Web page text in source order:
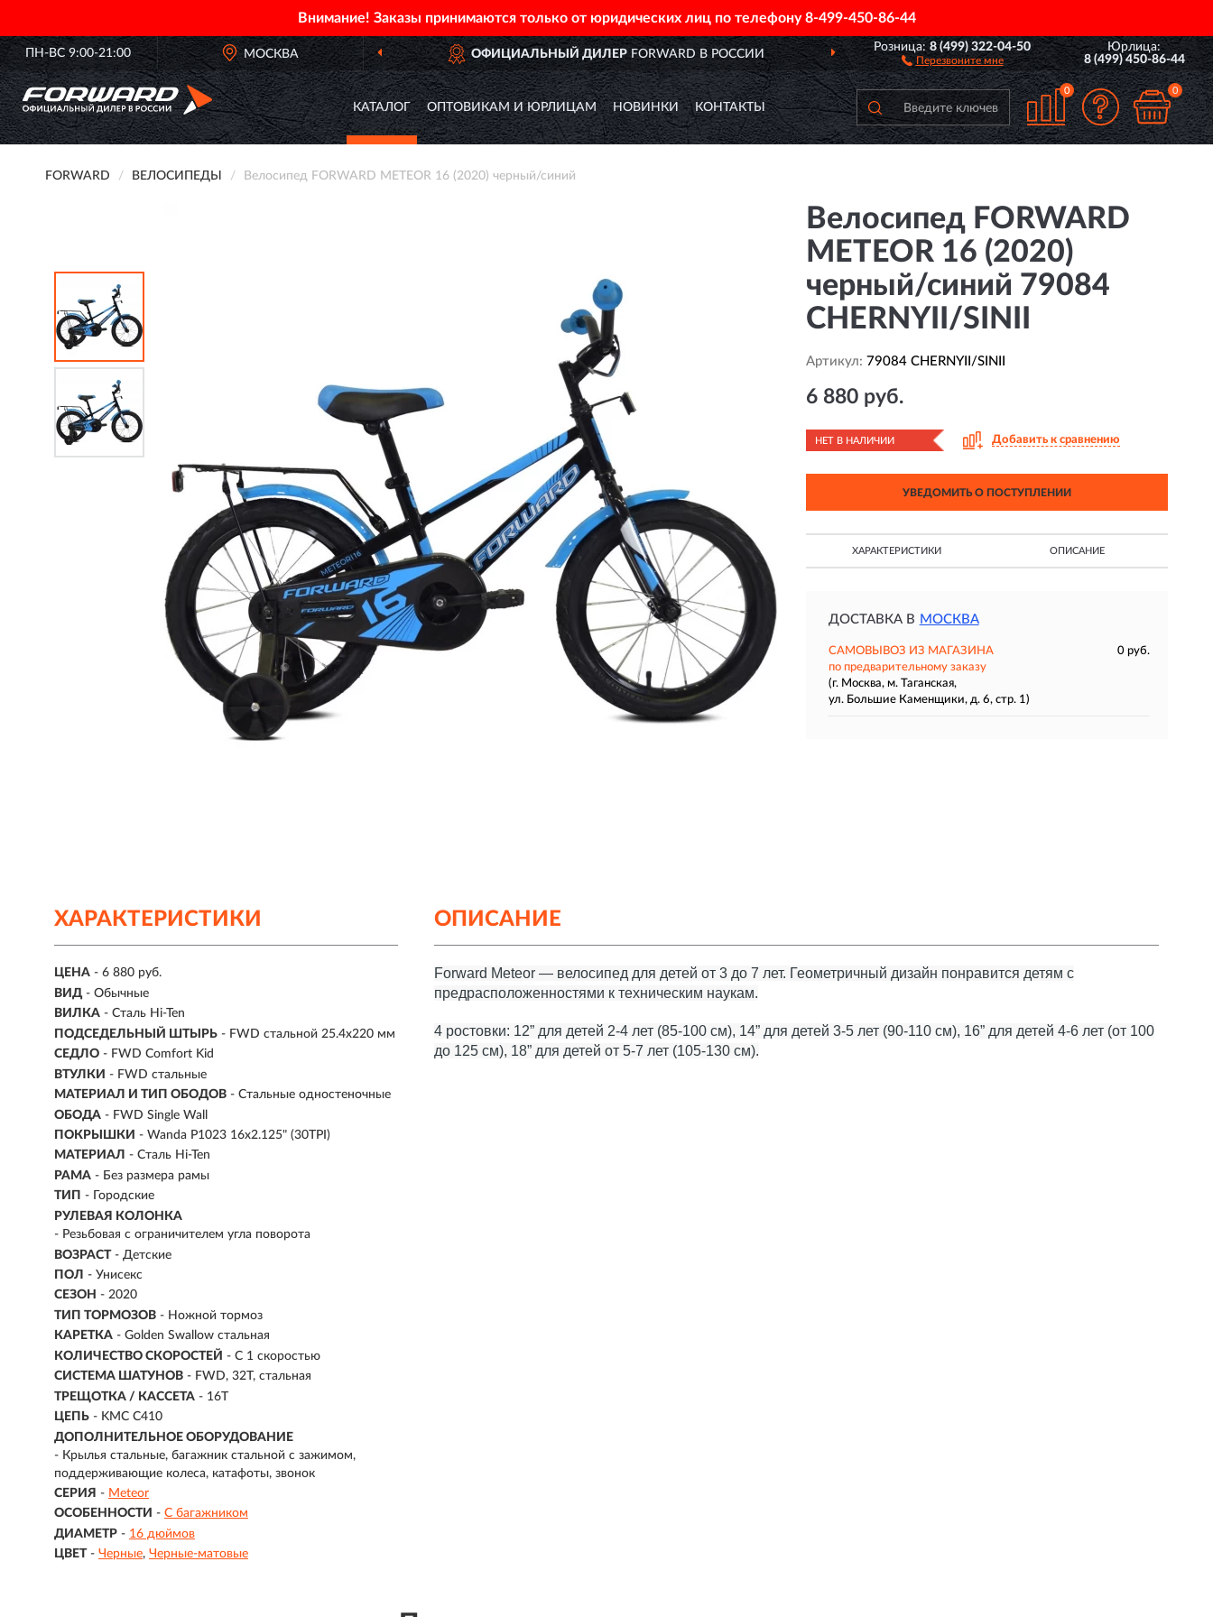
Внимание! Заказы принимаются только от юридических лиц по телефону8-499-450-86-44
ПН-ВС 9:00-21:00 МОСКВА ОФИЦИАЛЬНЫЙ ДИЛЕР FORWARD В РОССИИ ДОСТАВИМПО ВСЕЙ РОССИИ
Розница:8 (499) 322-04-50
Перезвоните мне
Юрлица:
8 (499) 450-86-44
КАТАЛОГ ОПТОВИКАМ И ЮРЛИЦАМ НОВИНКИ КОНТАКТЫ
0 0
FORWARD ВЕЛОСИПЕДЫ Велосипед FORWARD METEOR 16 (2020) черный/синий
Велосипед FORWARD
METEOR 16 (2020)
черный/синий 79084
CHERNYII/SINII
Артикул: 79084 CHERNYII/SINII
6 880 руб.
НЕТ В НАЛИЧИИ Добавить к сравнению
УВЕДОМИТЬ О ПОСТУПЛЕНИИ
ХАРАКТЕРИСТИКИ ОПИСАНИЕ
ДОСТАВКА В МОСКВА
САМОВЫВОЗ ИЗ МАГАЗИНА
0 руб.
по предварительному заказу
(г. Москва, м. Таганская,
ул. Большие Каменщики, д. 6, стр. 1)
ХАРАКТЕРИСТИКИ
ЦЕНА - 6 880 руб.
ВИД - Обычные
ВИЛКА - Сталь Hi-Ten
ПОДСЕДЕЛЬНЫЙ ШТЫРЬ - FWD стальной 25.4x220 мм
СЕДЛО - FWD Comfort Kid
ВТУЛКИ - FWD стальные
МАТЕРИАЛ И ТИП ОБОДОВ - Стальные одностеночные
ОБОДА - FWD Single Wall
ПОКРЫШКИ - Wanda P1023 16x2.125" (30TPI)
МАТЕРИАЛ - Сталь Hi-Ten
РАМА - Без размера рамы
ТИП -
Городские
РУЛЕВАЯ КОЛОНКА
- Резьбовая с ограничителем угла поворота
ВОЗРАСТ - Детские
ПОЛ - Унисекс
СЕЗОН - 2020
ТИП ТОРМОЗОВ - Ножной тормоз
КАРЕТКА - Golden Swallow стальная
КОЛИЧЕСТВО СКОРОСТЕЙ - С 1 скоростью
СИСТЕМА ШАТУНОВ - FWD, 32T, cтальная
ТРЕЩОТКА / КАССЕТА - 16T
ЦЕПЬ - KMC C410
ДОПОЛНИТЕЛЬНОЕ ОБОРУДОВАНИЕ
- Крылья стальные, багажник стальной с зажимом,
поддерживающие колеса, катафоты, звонок
СЕРИЯ - Meteor
ОСОБЕННОСТИ - С багажником
ДИАМЕТР - 16 дюймов
ЦВЕТ - Черные Черные-матовые
ОПИСАНИЕ
Forward Meteor — велосипед для детей от 3 до 7 лет. Геометричный дизайн понравится детям с
предрасположенностями к техническим наукам.
4 ростовки: 12” для детей 2-4 лет (85-100 см), 14” для детей 3-5 лет (90-110 см), 16” для детей 4-6 лет (от 100
до 125 см), 18” для детей от 5-7 лет (105-130 см).